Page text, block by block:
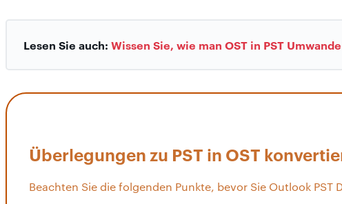
Lesen Sie auch: Wissen Sie, wie man OST in PST
Überlegungen zu PST in OST
Beachten Sie die folgenden Punkte, bevor Sie Outlook PST